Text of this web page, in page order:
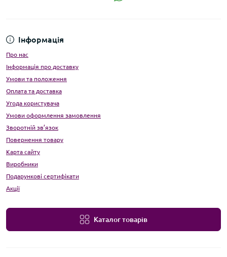
Інформація
Про нас
Інформація про доставку
Умови та положення
Оплата та доставка
Угода користувача
Умови оформлення замовлення
Зворотній зв’язок
Повернення товару
Карта сайту
Виробники
Подарункові сертифікати
Акції
Каталог товарів